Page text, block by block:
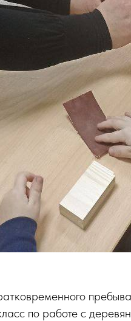
по работе с